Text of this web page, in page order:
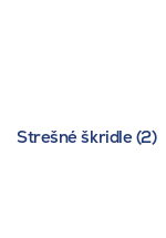
Strešné škridle (2)